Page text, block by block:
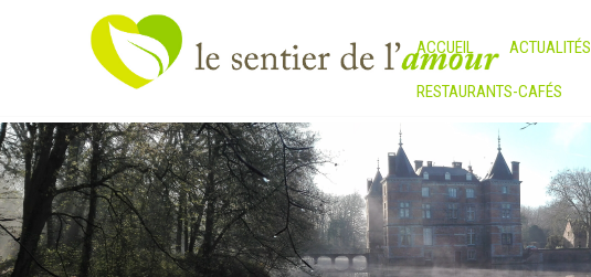
ACCUEIL ACTUALITÉS
RESTAURANTS-CAFÉS